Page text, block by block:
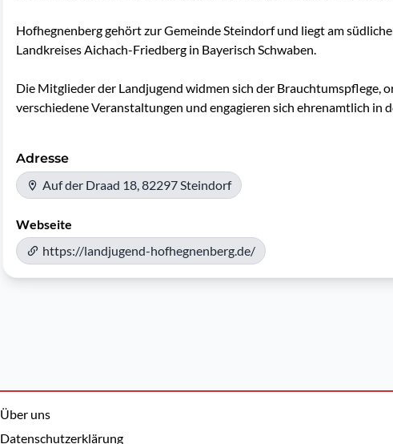
Hofhegnenberg gehört zur Gemeinde Steindorf und liegt am
Landkreises Aichach-Friedberg in Bayerisch Schwaben.
Die Mitglieder der Landjugend widmen sich der Brauchtumspflege,
verschiedene Veranstaltungen und engagieren sich ehrenamtlich in
Adresse
Auf der Draad 18, 82297 Steindorf
Webseite
https://landjugend-hofhegnenberg.de/
Über uns
Datenschutzerklärung